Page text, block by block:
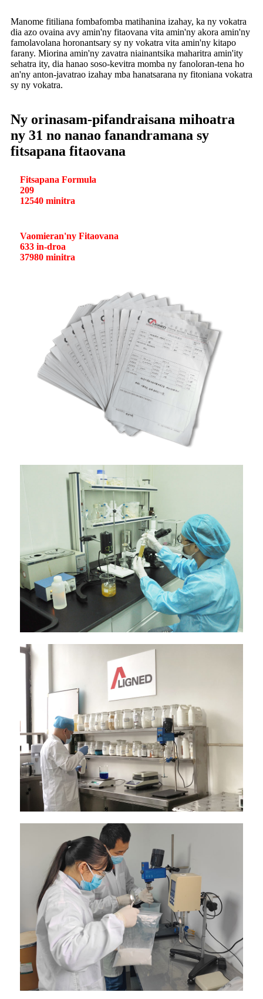
Manome fitiliana fombafomba matihanina izahay, ka ny vokatra
dia azo ovaina avy amin'ny fitaovana vita amin'ny akora amin'ny
famolavolana horonantsary sy ny vokatra vita amin'ny kitapo
farany. Miorina amin'ny zavatra niainantsika maharitra amin'ity
sehatra ity, dia hanao soso-kevitra momba ny fanoloran-tena ho
an'ny anton-javatrao izahay mba hanatsarana ny fitoniana vokatra
sy ny vokatra.
Ny orinasam-pifandraisana mihoatra
ny 31 no nanao fanandramana sy
fitsapana fitaovana
Fitsapana Formula
209
12540 minitra
Vaomieran'ny Fitaovana
633 in-droa
37980 minitra